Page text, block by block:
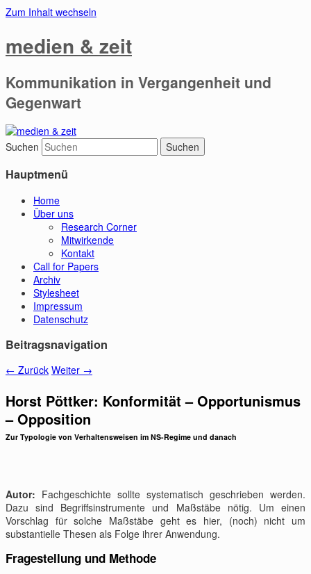
Zum Inhalt wechseln
medien & zeit
Kommunikation in Vergangenheit und
Gegenwart
Suchen
Hauptmenü
Home
Über uns
Research Corner
Mitwirkende
Kontakt
Call for Papers
Archiv
Stylesheet
Impressum
Datenschutz
Beitragsnavigation
← Zurück Weiter →
Horst Pöttker: Konformität – Opportunismus
– Opposition
Zur Typologie von Verhaltensweisen im NS-Regime und danach
Autor: Fachgeschichte sollte systematisch geschrieben werden.
Dazu sind Begriffsinstrumente und Maßstäbe nötig. Um einen
Vorschlag für solche Maßstäbe geht es hier, (noch) nicht um
substantielle Thesen als Folge ihrer Anwendung.
Fragestellung und Methode